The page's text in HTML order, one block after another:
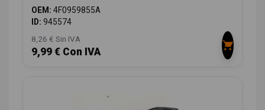
OEM: 4F0959855A
ID: 945574
8,26 € Sin IVA
9,99 € Con IVA